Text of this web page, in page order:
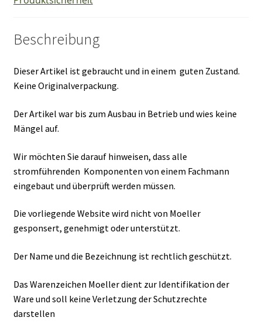
Beschreibung
Dieser Artikel ist gebraucht und in einem guten Zustand.
Keine Originalverpackung.
Der Artikel war bis zum Ausbau in Betrieb und wies keine
Mängel auf.
Wir möchten Sie darauf hinweisen, dass alle
stromführenden Komponenten von einem Fachmann
eingebaut und überprüft werden müssen.
Die vorliegende Website wird nicht von Moeller
gesponsert, genehmigt oder unterstützt.
Der Name und die Bezeichnung ist rechtlich geschützt.
Das Warenzeichen Moeller dient zur Identifikation der
Ware und soll keine Verletzung der Schutzrechte
darstellen